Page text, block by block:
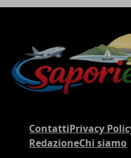
ContattiPrivacy
RedazioneChi siamo